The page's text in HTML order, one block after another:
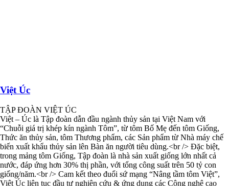
Việt Úc
TẬP ĐOÀN VIỆT ÚC
Việt – Úc là Tập đoàn dẫn đầu ngành thủy sản tại Việt Nam với
“Chuỗi giá trị khép kín ngành Tôm”, từ tôm Bố Mẹ đến tôm Giống,
Thức ăn thủy sản, tôm Thương phẩm, các Sản phẩm từ Nhà máy chế
biến xuất khẩu thủy sản lên Bàn ăn người tiêu dùng.<br /> Đặc biệt,
trong mảng tôm Giống, Tập đoàn là nhà sản xuất giống lớn nhất cả
nước, đáp ứng hơn 30% thị phần, với tổng công suất trên 50 tỷ con
giống/năm.<br /> Cam kết theo đuổi sứ mạng “Nâng tầm tôm Việt”,
Việt Úc liên tục đầu tư nghiên cứu & ứng dụng các Công nghệ cao